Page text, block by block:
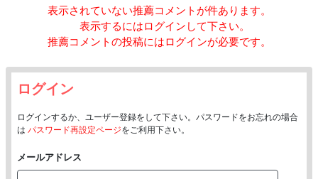
表示されていない推薦コメントが件あります。
表示するにはログインして下さい。
推薦コメントの投稿にはログインが必要です。
ログイン
ログインするか、ユーザー登録をして下さい。パスワードをお忘れの場合
は パスワード再設定ページをご利用下さい。
メールアドレス